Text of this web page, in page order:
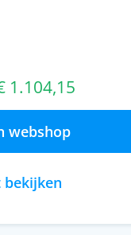
1.104,15
webshop
bekijken